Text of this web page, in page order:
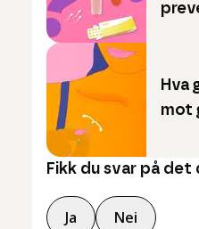
Hva
mot
Fikk du svar på det
Ja Nei